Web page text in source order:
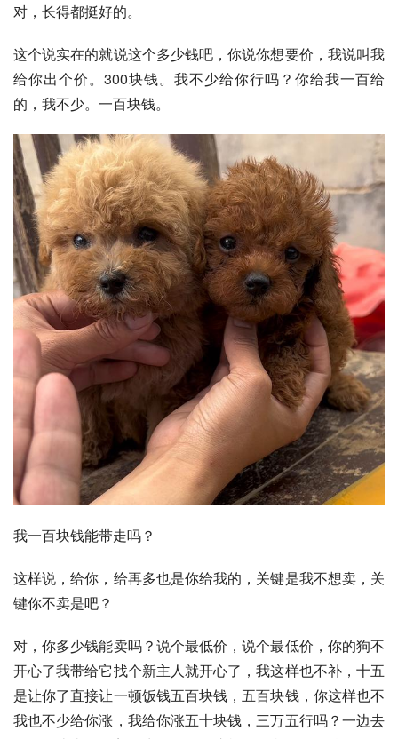
对，长得都挺好的。
这个说实在的就说这个多少钱吧，你说你想要价，我说叫我
给你出个价。300块钱。我不少给你行吗？你给我一百给
的，我不少。一百块钱。
我一百块钱能带走吗？
这样说，给你，给再多也是你给我的，关键是我不想卖，关
键你不卖是吧？
对，你多少钱能卖吗？说个最低价，说个最低价，你的狗不
开心了我带给它找个新主人就开心了，我这样也不补，十五
是让你了直接让一顿饭钱五百块钱，五百块钱，你这样也不
我也不少给你涨，我给你涨五十块钱，三万五行吗？一边去